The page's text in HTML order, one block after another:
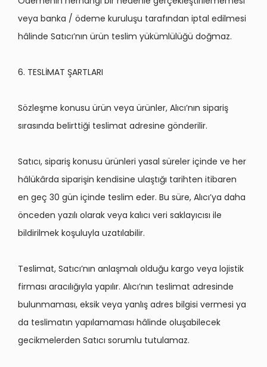
veya banka / ödeme kuruluşu tarafından iptal edilmesi
hâlinde Satıcı’nın ürün teslim yükümlülüğü doğmaz.
6. TESLİMAT ŞARTLARI
Sözleşme konusu ürün veya ürünler, Alıcı’nın sipariş
sırasında belirttiği teslimat adresine gönderilir.
Satıcı, sipariş konusu ürünleri yasal süreler içinde ve her
hâlükârda siparişin kendisine ulaştığı tarihten itibaren
en geç 30 gün içinde teslim eder. Bu süre, Alıcı’ya daha
önceden yazılı olarak veya kalıcı veri saklayıcısı ile
bildirilmek koşuluyla uzatılabilir.
Teslimat, Satıcı’nın anlaşmalı olduğu kargo veya lojistik
firması aracılığıyla yapılır. Alıcı’nın teslimat adresinde
bulunmaması, eksik veya yanlış adres bilgisi vermesi ya
da teslimatın yapılamaması hâlinde oluşabilecek
gecikmelerden Satıcı sorumlu tutulamaz.